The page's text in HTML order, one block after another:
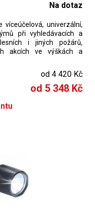
Na dotaz
víceúčelová, univerzální,
při vyhledávacích a
i jiných požárů,
akcích ve výškách a
od 4 420 Kč
od 5 348 Kč